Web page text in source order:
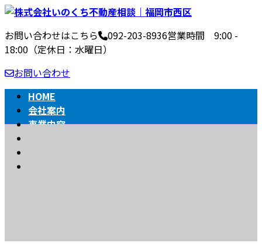
コ
テ
ン
ツ
へ
ッ
ナ
ゲ
ー
シ
ョ
移
お問い合わせはこちら 092-203-8936営業時間 9:00 -
18:00（定休日：水曜日）
お問い合わせ
HOME
会社案内
事業内容